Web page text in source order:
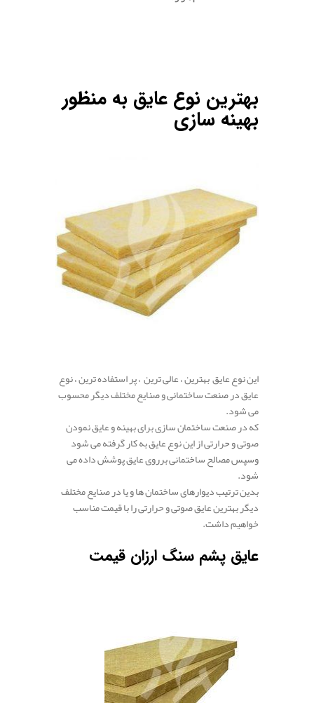
بهترین نوع عایق به منظور
بهینه سازی
این نوع عایق بهترین ، عالی ترین ، پر استفاده ترین ، نوع
عایق در صنعت ساختمانی و صنایع مختلف دیگر محسوب
می شود.
که در صنعت ساختمان سازی برای بهینه و عایق نمودن
صوتی و حرارتی از این نوع عایق به کار گرفته می شود
وسپس مصالح ساختمانی برروی عایق پوشش داده می
شود.
بدین ترتیب دیوارهای ساختمان ها و یا در صنایع مختلف
دیگر بهترین عایق صوتی و حرارتی را با قیمت مناسب
خواهیم داشت.
عایق پشم سنگ ارزان قیمت